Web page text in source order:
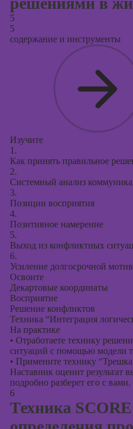
5
5
содержание и инструменты
Изучите
1.
Как принять правильное
2.
Системный анализ
3.
Позиции восприятия
4.
Позитивное намерение
5.
Выход из конфликтных
6.
Усиление долгосрочной
Освоите
Декартовые координаты
Восприятие
Решение конфликтов
Техника “Интеграция
На практике
• Отработаете технику
ситуаций с помощью модели
• Примените технику
Наставник оценит результат
подробно разберет его с вами.
6
Техника